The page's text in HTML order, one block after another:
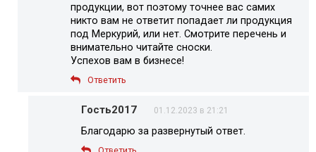
продукции, вот поэтому точнее вас самих
никто вам не ответит попадает ли продукция
под Меркурий, или нет. Смотрите перечень и
внимательно читайте сноски.
Успехов вам в бизнесе!
Ответить
Гость2017 01.12.2023 в 21:21
Благодарю за развернутый ответ.